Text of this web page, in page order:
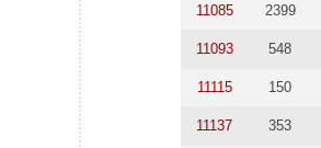
11085 2399
11093 548
11115 150
11137 353